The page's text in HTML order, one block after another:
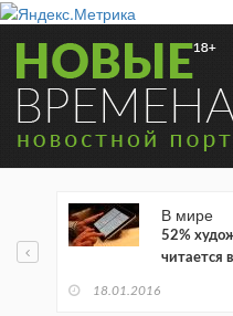
В мире
52%
читается
18.01.2016